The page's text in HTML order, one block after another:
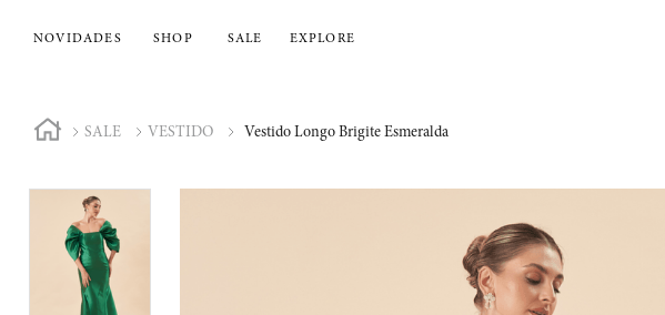
SHOP
NOVIDADES SALE EXPLORE
SALE VESTIDO Vestido Longo Brigite Esmeralda